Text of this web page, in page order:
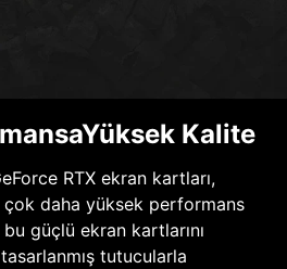
Kalite
RTX ekran kartları,
çok daha yüksek performans
güçlü ekran kartlarını
tutucularla